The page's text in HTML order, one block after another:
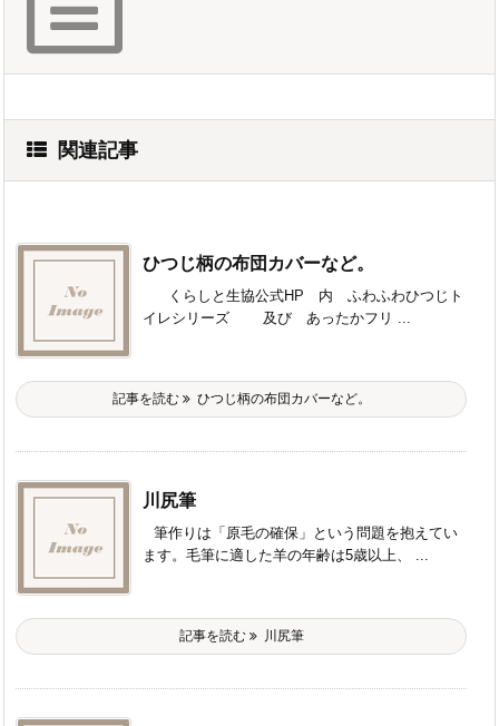
関連記事
ひつじ柄の布団カバーなど。
くらしと生協公式HP 内 ふわふわひつじト
イレシリーズ 及び あったかフリ ...
記事を読む ひつじ柄の布団カバーなど。
川尻筆
筆作りは「原毛の確保」という問題を抱えてい
ます。毛筆に適した羊の年齢は5歳以上、 ...
記事を読む 川尻筆